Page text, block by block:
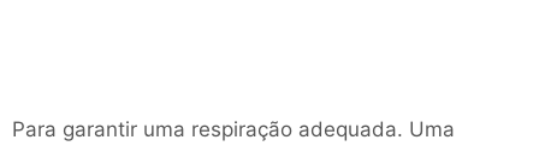
Para garantir uma respiração adequada. Uma